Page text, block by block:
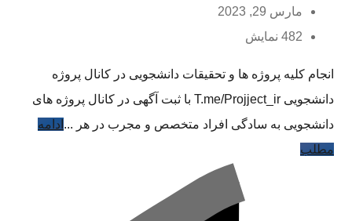
مارس 29, 2023
482 نمایش
انجام کلیه پروژه ها و تحقیقات دانشجویی در کانال پروژه
دانشجویی T.me/Projject_ir با ثبت آگهی در کانال پروژه های
دانشجویی به سادگی افراد متخصص و مجرب در هر ... ادامه
مطلب